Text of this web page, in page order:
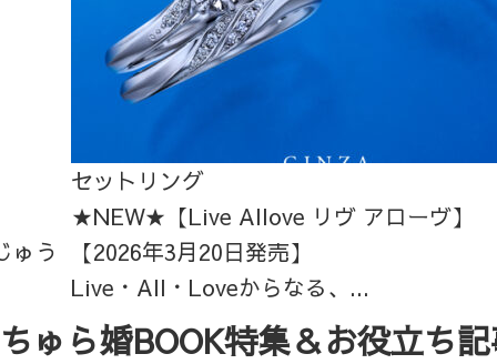
ゅう
セットリング
★NEW★【Live Allove リヴ アローヴ】
【2026年3月20日発売】
Live・All・Loveからなる、...
ちゅら婚BOOK特集＆お役立ち